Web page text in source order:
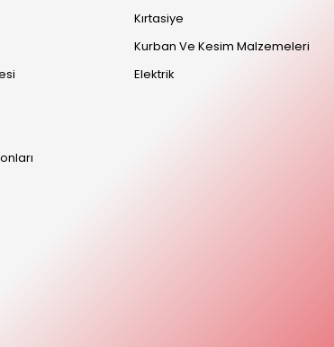
Kırtasiye
Kurban Ve Kesim Malzemeleri
Elektrik